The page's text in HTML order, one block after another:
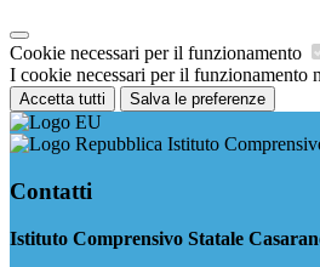
Cookie necessari per il funzionamento
I cookie necessari per il funzionamento
Accetta tutti Salva le preferenze
Istituto
Contatti
Istituto Comprensivo Statale